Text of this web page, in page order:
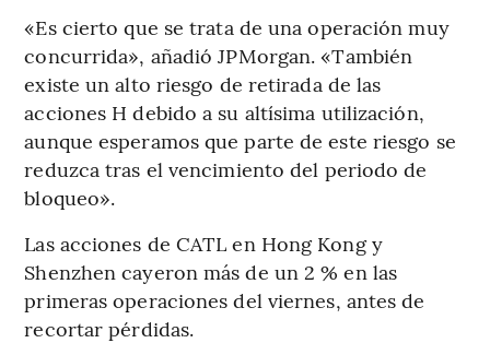
«Es cierto que se trata de una operación muy
concurrida», añadió JPMorgan. «También
existe un alto riesgo de retirada de las
acciones H debido a su altísima utilización,
aunque esperamos que parte de este riesgo se
reduzca tras el vencimiento del periodo de
bloqueo».
Las acciones de CATL en Hong Kong y
Shenzhen cayeron más de un 2 % en las
primeras operaciones del viernes, antes de
recortar pérdidas.